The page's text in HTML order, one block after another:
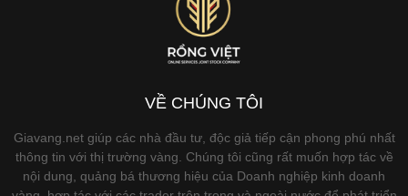
VỀ CHÚNG TÔI
Giavang.net giúp các nhà đầu tư, độc giả tiếp cận phong phú nhất
thông tin với thị trường vàng. Chúng tôi cũng rất muốn hợp tác về
nội dung, quảng bá thương hiệu của Doanh nghiệp kinh doanh